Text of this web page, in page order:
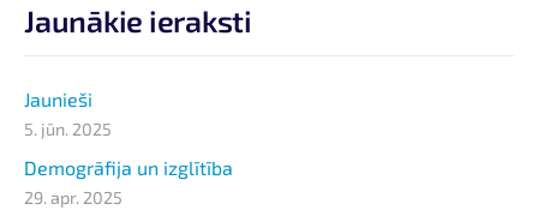
Jaunākie ieraksti
Jaunieši
5. jūn. 2025
Demogrāfija un izglītība
29. apr. 2025